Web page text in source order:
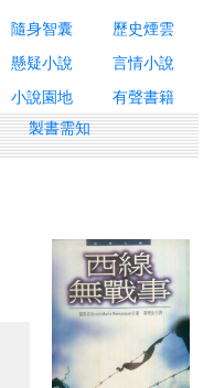
隨身智囊
歷史煙雲
懸疑小說
言情小說
小說園地 有聲書籍
製書需知